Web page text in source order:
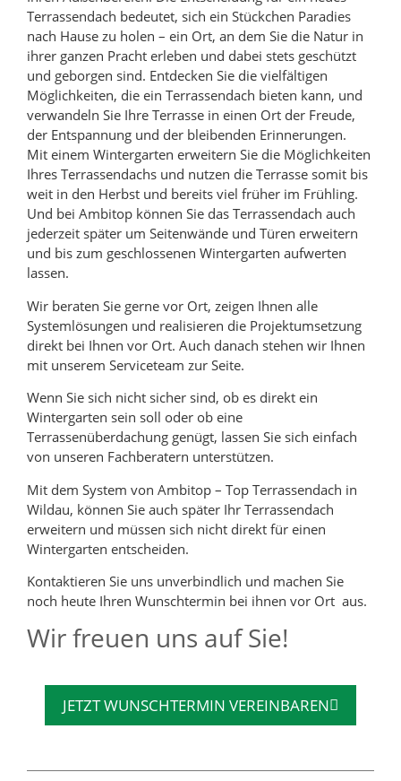
Terrassendach bedeutet, sich ein Stückchen Paradies
nach Hause zu holen – ein Ort, an dem Sie die Natur in
ihrer ganzen Pracht erleben und dabei stets geschützt
und geborgen sind. Entdecken Sie die vielfältigen
Möglichkeiten, die ein Terrassendach bieten kann, und
verwandeln Sie Ihre Terrasse in einen Ort der Freude,
der Entspannung und der bleibenden Erinnerungen.
Mit einem Wintergarten erweitern Sie die Möglichkeiten
Ihres Terrassendachs und nutzen die Terrasse somit bis
weit in den Herbst und bereits viel früher im Frühling.
Und bei Ambitop können Sie das Terrassendach auch
jederzeit später um Seitenwände und Türen erweitern
und bis zum geschlossenen Wintergarten aufwerten
lassen.
Wir beraten Sie gerne vor Ort, zeigen Ihnen alle
Systemlösungen und realisieren die Projektumsetzung
direkt bei Ihnen vor Ort. Auch danach stehen wir Ihnen
mit unserem Serviceteam zur Seite.
Wenn Sie sich nicht sicher sind, ob es direkt ein
Wintergarten sein soll oder ob eine
Terrassenüberdachung genügt, lassen Sie sich einfach
von unseren Fachberatern unterstützen.
Mit dem System von Ambitop – Top Terrassendach in
Wildau, können Sie auch später Ihr Terrassendach
erweitern und müssen sich nicht direkt für einen
Wintergarten entscheiden.
Kontaktieren Sie uns unverbindlich und machen Sie
noch heute Ihren Wunschtermin bei ihnen vor Ort aus.
Wir freuen uns auf Sie!
JETZT WUNSCHTERMIN VEREINBAREN